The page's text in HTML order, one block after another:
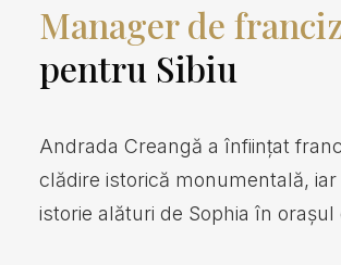
Manager de
pentru Sibiu
Andrada Creangă a înființat
clădire istorică monumentală,
istorie alături de Sophia în orașul